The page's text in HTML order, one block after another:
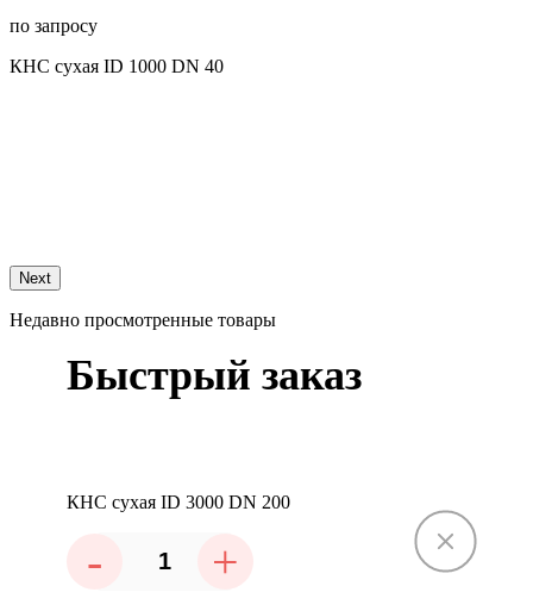
по запросу
КНС сухая ID 1000 DN 40
Next
Недавно просмотренные товары
Быстрый заказ
КНС сухая ID 3000 DN 200
- +